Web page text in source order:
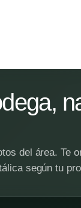
del área. Te
según tu